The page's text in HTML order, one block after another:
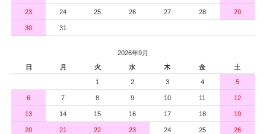
23 24 25 26 27 28 29
30 31
2026年9月
日
月 火 水 木 金 土
1 2 3 4 5
6 7 8 9 10 11 12
13 14 15 16 17 18 19
20 21 22 23 24 25 26